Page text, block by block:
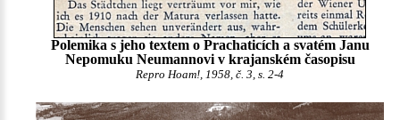
Polemika s jeho textem o Prachaticích a svatém Janu
Nepomuku Neumannovi v krajanském časopisu
Repro Hoam!, 1958, č. 3, s. 2-4